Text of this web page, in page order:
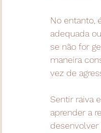
No entanto,
adequada
se não for
maneira
vez de
Sentir raiva
aprender a